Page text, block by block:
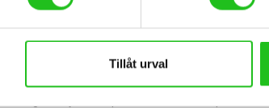
Tillåt urval
kan du som kund även designa vissa cyklar
modern cykel med stilren design och de vassaste
det gäller cykelkomponenter. Alla deras